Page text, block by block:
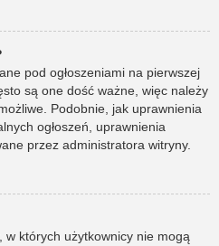
pod ogłoszeniami na pierwszej
są one dość ważne, więc należy
Podobnie, jak uprawnienia
ogłoszeń, uprawnienia
przez administratora witryny.
których użytkownicy nie mogą